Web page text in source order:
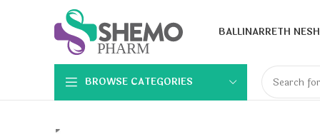
BALLINARRETH NESH
BROWSE CATEGORIES